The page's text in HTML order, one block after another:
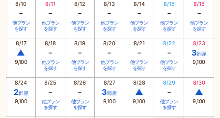
8/10
-
他プラン
を探す
8/11
-
他プラン
を探す
8/12
-
他プラン
を探す
8/13
-
他プラン
を探す
8/14
-
他プラン
を探す
8/15
-
他プラン
を探す
8/16
-
他プラン
を探す
8/17
▲
9,100
8/18
-
他プラン
を探す
8/19
-
他プラン
を探す
8/20
-
他プラン
を探す
8/21
-
他プラン
を探す
8/22
-
他プラン
を探す
8/23
3部屋
9,100
8/24
2部屋
9,100
8/25
-
他プラン
を探す
8/26
-
他プラン
を探す
8/27
3部屋
9,100
8/28
▲
9,100
8/29
-
他プラン
を探す
8/30
▲
9,100